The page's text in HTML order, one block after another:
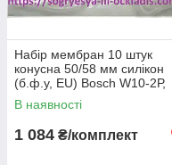
Набір мембран 10 штук
конусна 50/58 мм силікон
(б.ф.у, EU) Bosch W10-2Р,
арт. 8738709315, к.з. 0650/3
В наявності
1 084 ₴/комплект